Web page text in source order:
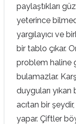
paylaştıkları
yeterince
yargılayıcı ve
bir tablo çıkar.
problem haline
bulamazlar.
duyguları
acıtan bir
yapar. Çiftler